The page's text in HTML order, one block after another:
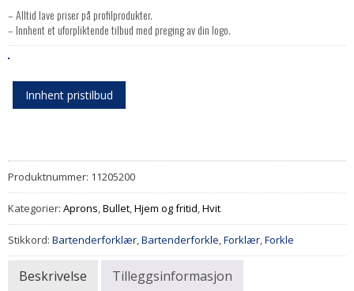
– Alltid lave priser på profilprodukter.
– Innhent et uforpliktende tilbud med preging av din logo.
Innhent pristilbud
Produktnummer: 11205200
Kategorier: Aprons,Bullet,Hjem og fritid,Hvit
Stikkord: Bartenderforklær,Bartenderforkle,Forklær,Forkle
Beskrivelse Tilleggsinformasjon